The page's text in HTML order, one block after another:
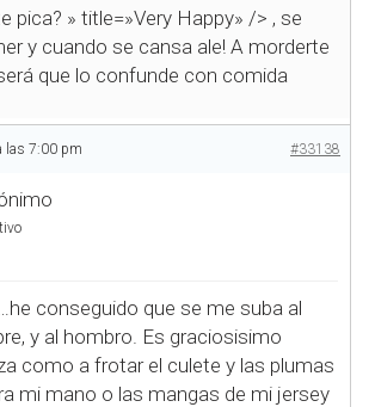
pica? » title=»Very Happy» /> , se
y cuando se cansa ale! A morderte
que lo confunde con comida
las 7:00 pm #33138
conseguido que se me suba al
y al hombro. Es graciosisimo
como a frotar el culete y las plumas
mi mano o las mangas de mi jersey